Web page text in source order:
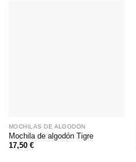
MOCHILAS DE ALGODÓN
Mochila de algodón Tigre
17,50 €